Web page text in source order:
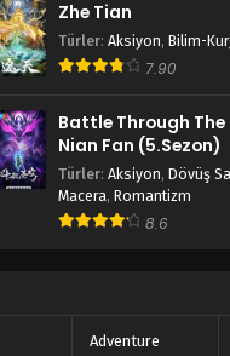
Zhe Tian
Türler: Aksiyon, Bilim-
7.90
Battle Through The
Nian Fan (5.Sezon)
Türler: Aksiyon, Dövüş
Macera, Romantizm
8.6
Adventure